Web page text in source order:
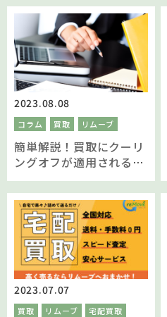
2023.08.08
コラム 買取 リムーブ
簡単解説！買取にクーリ
ングオフが適用される
の？適用される条件はな
に？
2023.07.07
買取 リムーブ 宅配買取